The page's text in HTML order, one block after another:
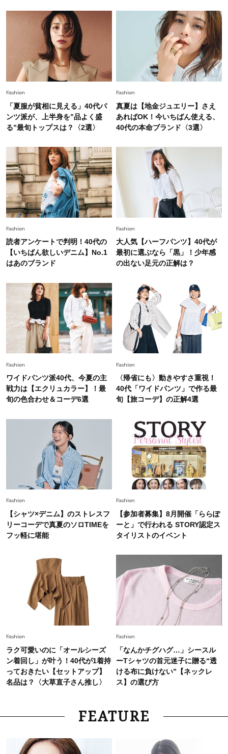
は？」
Lifestyle
梅宮アンナさん 電撃婚から1年、家族の価値観
を育み中「理想の暮らしよりも今の心地よさを選
んだ」
中村ゆりさん「40代になり、やっと“仕事以外の
幸福感”に目が向いた」ライフスタイルも、服も
Fashion
白黒でもこんなに華やぐ！40代、夏の「甘めト
ップス×パンツ」コーデ〈3選〉
Fashion 2026.5.29
40代の夏通勤はこれ１着！「きちんと感」も
「オシャレ」も整うトレンドトップス〈4選〉
Fashion 2026.6.26
初夏はこれさえあれば！40代は【淡色ワンピ】
Fashion 2026.5.29
今、40代の「メガネ＆サングラス」のトレンド
に更新あり！“黒ぶち以外”が新定番に
旬着こなし3選。地味見え回避のコツは「バッグ
選び」！
スタイリストが本気で推す！40代がほどよく華
やぐ【甘め黒アイテム】3選
Fashion 2026.7.25
26年夏は「小ぶり」が大流行中！人と被らない
【最旬かごバッグ】6選
Fashion
「夏服が貧相に見える」40代パ
ンツ派が、上半身を”品よく盛
る”最旬トップスは？〈2選〉
Fashion
真夏は【地金ジュエリー】さえ
あればOK！今いちばん使える、
40代の本命ブランド〈3選〉
Fashion
読者アンケートで判明！40代の
【いちばん欲しいデニム】No.1
はあのブランド
Fashion
大人気【ハーフパンツ】40代が
最初に選ぶなら「黒」！少年感
の出ない足元の正解は？
Fashion
ワイドパンツ派40代、今夏の主
戦力は【エクリュカラー】！最
旬の色合わせ＆コーデ6選
Fashion
〈帰省にも〉動きやすさ重視！
40代「ワイドパンツ」で作る最
旬【旅コーデ】の正解4選
Fashion
【シャツ×デニム】のストレスフ
リーコーデで真夏のソロTIMEを
フッ軽に堪能
Fashion
【参加者募集】8月開催「ららぽ
ーと」で行われる STORY認定ス
タイリストのイベント
Fashion
ラク可愛いのに「オールシーズ
ン着回し」が叶う！40代が1着持
っておきたい【セットアップ】
名品は？〈大草直子さん推し〉
Fashion
「なんかチグハグ…」シースル
ーTシャツの首元迷子に贈る“透
ける布に負けない”【ネックレ
ス】の選び方
FEATURE